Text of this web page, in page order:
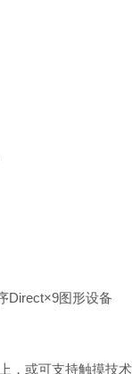
Direct×9图形设备
，或可支持触摸技